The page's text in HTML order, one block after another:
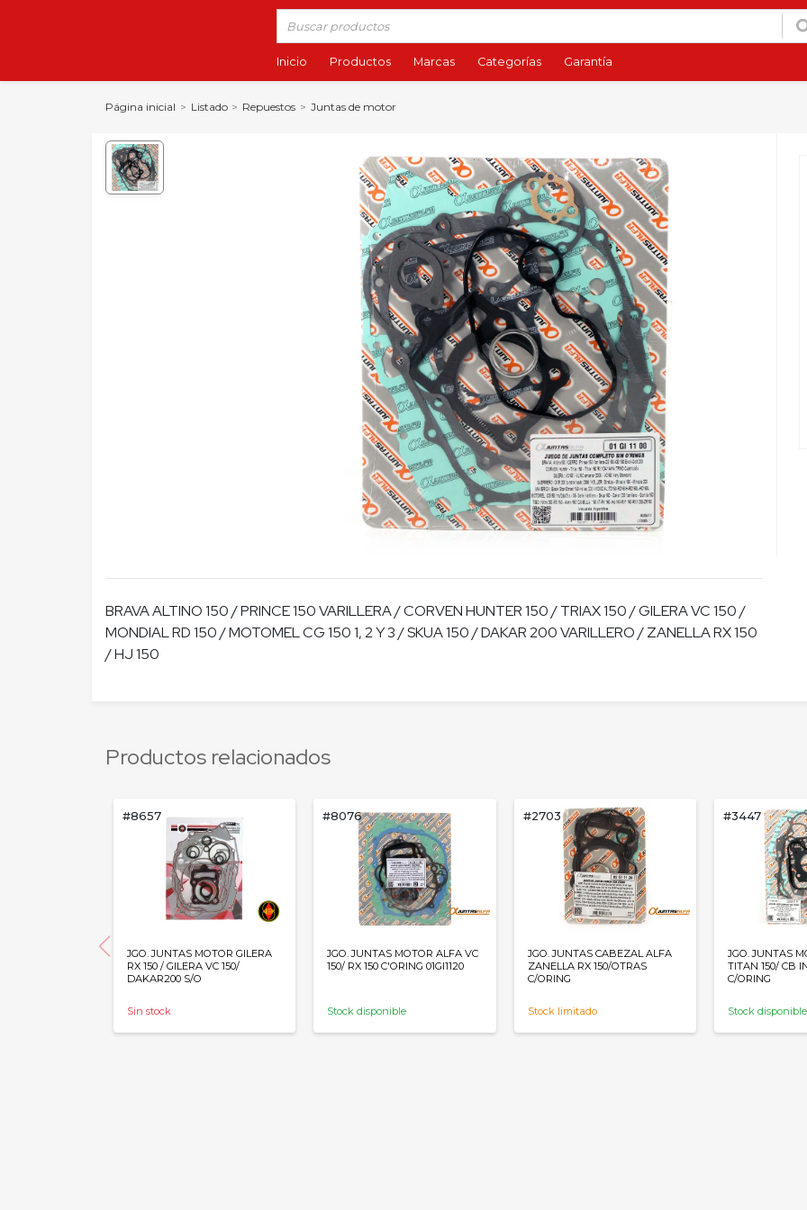
Inicio Productos Marcas Categorías Garantía
Página inicial Listado Repuestos Juntas de motor
BRAVA ALTINO 150 / PRINCE 150 VARILLERA / CORVEN HUNTER 150 / TRIAX 150 / GILERA VC 150 /
MONDIAL RD 150 / MOTOMEL CG 150 1, 2 Y 3 / SKUA 150 / DAKAR 200 VARILLERO / ZANELLA RX 150
/ HJ 150
Productos relacionados
#8657
JGO. JUNTAS MOTOR GILERA
RX 150 / GILERA VC 150/
DAKAR200 S/O
Sin stock
#8076
JGO. JUNTAS MOTOR ALFA VC
150/ RX 150 C'ORING 01GI1120
Stock disponible
#2703
JGO. JUNTAS CABEZAL ALFA
ZANELLA RX 150/OTRAS
C/ORING
Stock limitado
#3447
JGO. JUNTAS
TITAN 150/ CB
C/ORING
Stock disponible